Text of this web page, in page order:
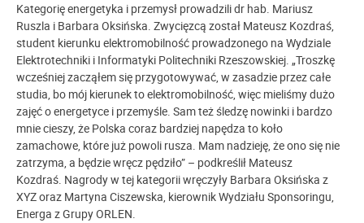
Kategorię energetyka i przemysł prowadzili dr hab. Mariusz
Ruszla i Barbara Oksińska. Zwycięzcą został Mateusz Kozdraś,
student kierunku elektromobilność prowadzonego na Wydziale
Elektrotechniki i Informatyki Politechniki Rzeszowskiej. „Troszkę
wcześniej zacząłem się przygotowywać, w zasadzie przez całe
studia, bo mój kierunek to elektromobilność, więc mieliśmy dużo
zajęć o energetyce i przemyśle. Sam też śledzę nowinki i bardzo
mnie cieszy, że Polska coraz bardziej napędza to koło
zamachowe, które już powoli rusza. Mam nadzieję, że ono się nie
zatrzyma, a będzie wręcz pędziło” – podkreślił Mateusz
Kozdraś. Nagrody w tej kategorii wręczyły Barbara Oksińska z
XYZ oraz Martyna Ciszewska, kierownik Wydziału Sponsoringu,
Energa z Grupy ORLEN.